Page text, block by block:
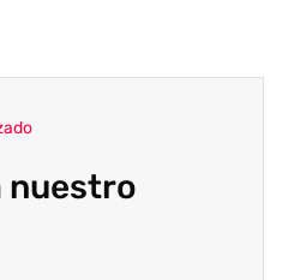
nuestro